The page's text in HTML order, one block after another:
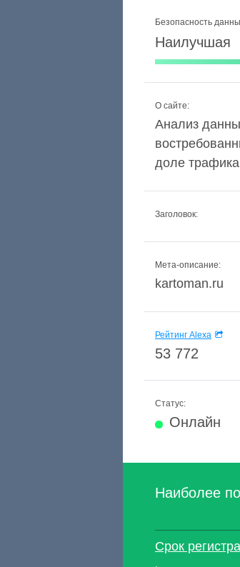
Безопасность
Наилучшая
О сайте:
Анализ
доле
Заголовок:
Мета-описание:
kartoman.ru
Рейтинг Alexa
53 772
Статус:
Онлайн
Наиболее
Срок